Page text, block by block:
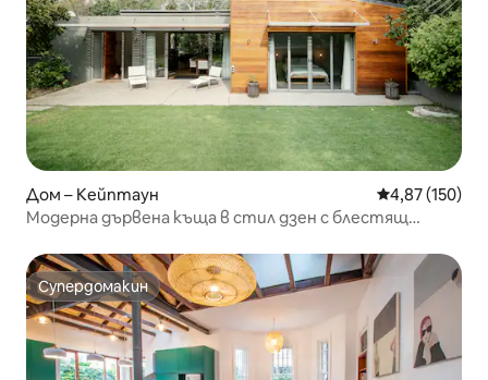
Дом – Кейптаун Средна
4,87 (150)
Модерна дървена къща в стил дзен с блестящ
Супердомакин
Супердомакин